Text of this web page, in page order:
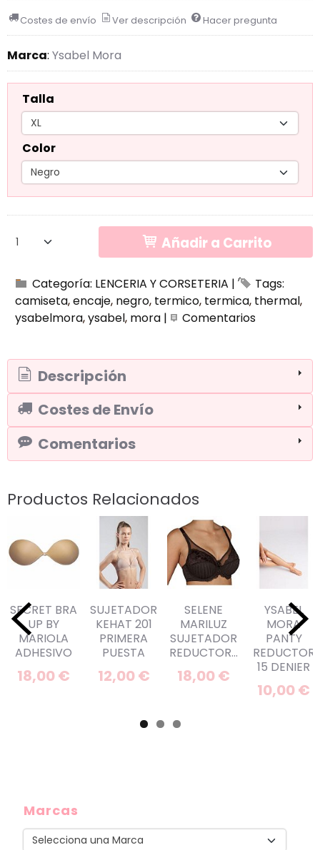
Marcas
Costes de envío Ver descripción Hacer pregunta
Marca: Ysabel Mora
Talla
Color
Añadir a Carrito
Categoría: LENCERIA Y CORSETERIA |
Tags:
camiseta encaje negro termico termica thermal
ysabelmora ysabel mora | Comentarios
Descripción
Costes de Envío
Comentarios
Productos Relacionados
SECRET BRA
UP BY
MARIOLA
ADHESIVO
18,00 €
SUJETADOR
KEHAT 201
PRIMERA
PUESTA
12,00 €
SELENE
MARILUZ
SUJETADOR
REDUCTOR...
18,00 €
YSABEL
MORA
PANTY
REDUCTOR
15 DENIER
10,00 €